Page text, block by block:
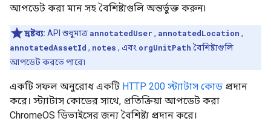
আপডেট করা মান সহ বৈশিষ্ট্যগুলি অন্তর্ভুক্ত করুন৷
দ্রষ্টব্য: API শুধুমাত্র annotatedUser , annotatedLocation ,
annotatedAssetId , notes , এবং orgUnitPath বৈশিষ্ট্যগুলি
আপডেট করতে পারে৷
একটি সফল অনুরোধ একটি HTTP 200 স্ট্যাটাস কোড প্রদান
করে। স্ট্যাটাস কোডের সাথে, প্রতিক্রিয়া আপডেট করা
ChromeOS ডিভাইসের জন্য বৈশিষ্ট্য প্রদান করে।